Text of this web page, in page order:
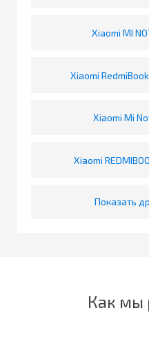
Xiaomi MI
Xiaomi
Xiaomi Mi
Xiaomi
Показать
Как мы